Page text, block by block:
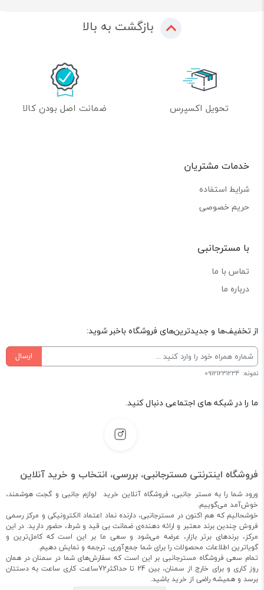
بازگشت به بالا
تحویل اکسپرس ضمانت اصل بودن کالا
خدمات مشتریان
شرایط استفاده
حریم خصوصی
با مسترجانبی
تماس با ما
درباره ما
از تخفیف‌ها و جدیدترین‌های فروشگاه باخبر شوید:
ارسال
نمونه: 09121231234
ما را در شبکه های اجتماعی دنبال کنید.
فروشگاه اینترنتی مسترجانبی، بررسی، انتخاب و خرید آنلاین
ورود شما را به مستر جانبی، فروشگاه آنلاین خرید لوازم جانبی و گجت هوشمند،
خوش‌آمد می‌گوییم.
خوشحالیم که هم اکنون در مسترجانبی، دارنده نماد اعتماد الکترونیکی و مرکز رسمی
فروش چندین برند معتبر و ارائه دهنده‌ی ضمانت بی قید و شرط، حضور دارید. در این
مرکز، برندهای برتر بازار، عرضه می‌شود و سعی ما بر این است که کامل‌ترین و
گویاترین اطلاعات محصولات را برای شما جمع‌آوری، ترجمه و نمایش دهیم.
تمام سعی فروشگاه مسترجانبی بر این است که سفارش‌های شما در سمنان در همان
روز کاری و برای خارج از سمنان، بین 24 تا حداکثر72ساعت کاری ساعت به دستتان
برسد و همیشه راضی از خرید باشید.